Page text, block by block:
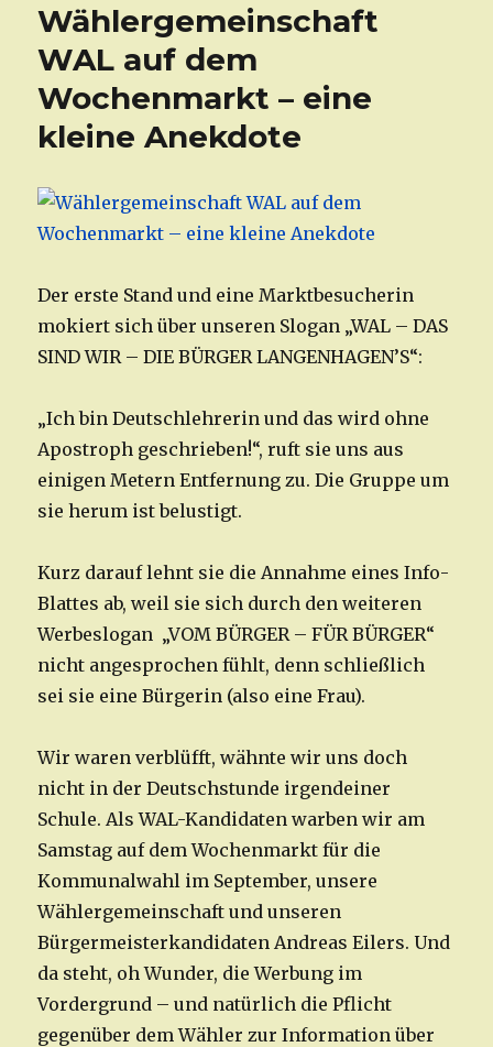
Wählergemeinschaft
WAL auf dem
Wochenmarkt – eine
kleine Anekdote
Der erste Stand und eine Marktbesucherin
mokiert sich über unseren Slogan „WAL – DAS
SIND WIR – DIE BÜRGER LANGENHAGEN’S“:
„Ich bin Deutschlehrerin und das wird ohne
Apostroph geschrieben!“, ruft sie uns aus
einigen Metern Entfernung zu. Die Gruppe um
sie herum ist belustigt.
Kurz darauf lehnt sie die Annahme eines Info-
Blattes ab, weil sie sich durch den weiteren
Werbeslogan „VOM BÜRGER – FÜR BÜRGER“
nicht angesprochen fühlt, denn schließlich
sei sie eine Bürgerin (also eine Frau).
Wir waren verblüfft, wähnte wir uns doch
nicht in der Deutschstunde irgendeiner
Schule. Als WAL-Kandidaten warben wir am
Samstag auf dem Wochenmarkt für die
Kommunalwahl im September, unsere
Wählergemeinschaft und unseren
Bürgermeisterkandidaten Andreas Eilers. Und
da steht, oh Wunder, die Werbung im
Vordergrund – und natürlich die Pflicht
gegenüber dem Wähler zur Information über